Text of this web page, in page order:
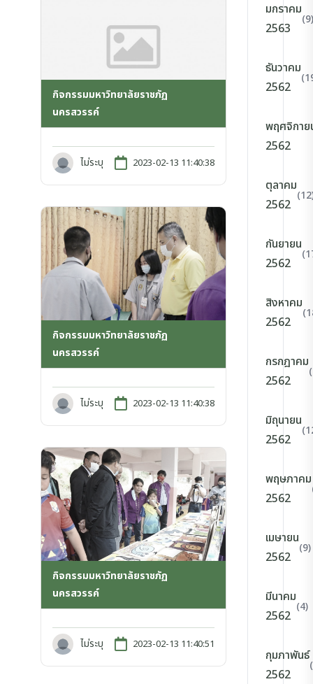
กิจกรรมมหาวิทยาลัยราชภัฏ
นครสวรรค์
ไม่ระบุ 2023-02-13 11:40:38
กิจกรรมมหาวิทยาลัยราชภัฏ
นครสวรรค์
ไม่ระบุ 2023-02-13 11:40:38
กิจกรรมมหาวิทยาลัยราชภัฏ
นครสวรรค์
ไม่ระบุ 2023-02-13 11:40:51
มกราคม
2563
(9)
ธันวาคม
2562
พฤศจิกาย
2562
ตุลาคม
2562
กันยายน
2562
สิงหาคม
2562
กรกฎาคม
2562
มิถุนายน
2562
พฤษภาคม
2562
เมษายน
2562
(9)
มีนาคม
2562
(4)
กุมภาพันธ์
2562